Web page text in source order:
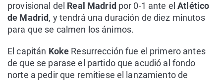
provisional del Real Madrid por 0-1 ante elAtlético
de Madrid, y tendrá una duración de diez minutos
para que se calmen los ánimos.
El capitán Koke Resurrección fue el primero antes
de que se parase el partido que acudió al fondo
norte a pedir que remitiese el lanzamiento de